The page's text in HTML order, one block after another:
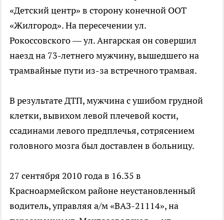
«Детский центр» в сторону конечной ООТ
«Жилгород». На пересечении ул.
Рокоссовского — ул. Ангарская он совершил
наезд на 73-летнего мужчину, вышедшего на
трамвайные пути из-за встречного трамвая.
В результате ДТП, мужчина с ушибом грудной
клетки, вывихом левой плечевой кости,
ссадинами левого предплечья, сотрясением
головного мозга был доставлен в больницу.
27 сентября 2010 года в 16.35 в
Красноармейском районе неустановленный
водитель, управляя а/м «ВАЗ-21114», на